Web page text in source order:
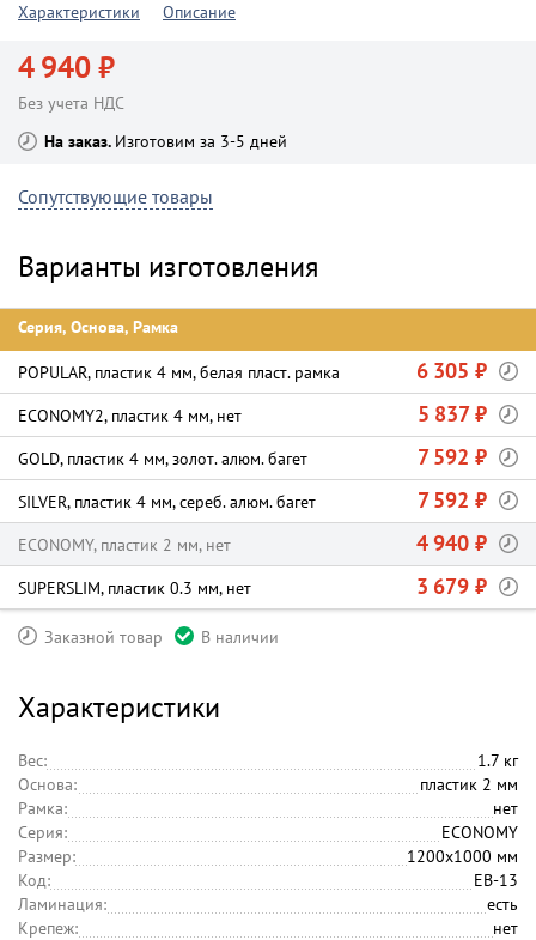
Характеристики
Описание
4 940 ₽
Без учета НДС
На заказ Изготовим за 3-5 дней
Сопутствующие товары
Варианты изготовления
Серия, Основа, Рамка
POPULAR, пластик 4 мм, белая пласт. рамка 6 305 ₽
ECONOMY2, пластик 4 мм, нет 5 837 ₽
GOLD, пластик 4 мм, золот. алюм. багет 7 592 ₽
SILVER, пластик 4 мм, сереб. алюм. багет 7 592 ₽
ECONOMY, пластик 2 мм, нет 4 940 ₽
SUPERSLIM, пластик 0.3 мм, нет 3 679 ₽
Заказной товар В наличии
Характеристики
Вес:
1.7 кг
Основа:
пластик 2 мм
Рамка:
нет
Серия:
ECONOMY
Размер:
1200х1000 мм
Код:
EB-13
Ламинация:
есть
Крепеж:
нет